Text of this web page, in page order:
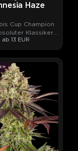
Haze
Cup Champion
Klassiker
Kontinenten
ab 13 EUR